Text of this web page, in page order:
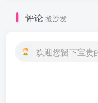
评论 抢沙发
欢迎您留下宝贵